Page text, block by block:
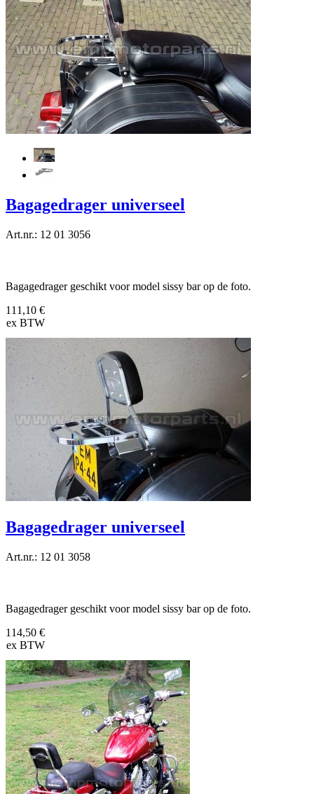
Bagagedrager universeel
Art.nr.: 12 01 3056
Bagagedrager geschikt voor model sissy bar op de foto.
111,10 €
ex BTW
Bagagedrager universeel
Art.nr.: 12 01 3058
Bagagedrager geschikt voor model sissy bar op de foto.
114,50 €
ex BTW